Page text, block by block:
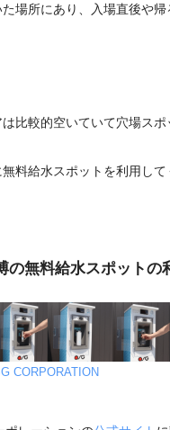
場所にあり、入場直後や帰
比較的空いていて穴場スポ
料給水スポットを利用して
の無料給水スポットの
CORPORATION